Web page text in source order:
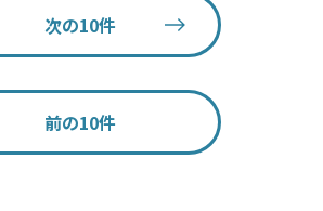
前の10件
次の10件